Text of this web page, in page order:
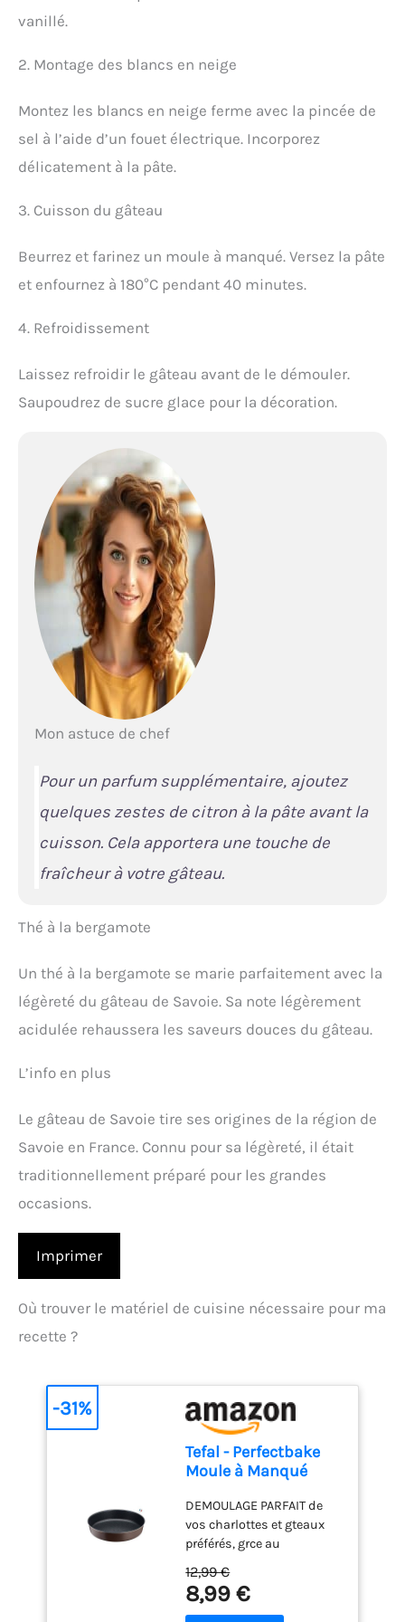
vanillé.
2. Montage des blancs en neige
Montez les blancs en neige ferme avec la pincée de
sel à l’aide d’un fouet électrique. Incorporez
délicatement à la pâte.
3. Cuisson du gâteau
Beurrez et farinez un moule à manqué. Versez la pâte
et enfournez à 180°C pendant 40 minutes.
4. Refroidissement
Laissez refroidir le gâteau avant de le démouler.
Saupoudrez de sucre glace pour la décoration.
Mon astuce de chef
Pour un parfum supplémentaire, ajoutez
quelques zestes de citron à la pâte avant la
cuisson. Cela apportera une touche de
fraîcheur à votre gâteau.
Thé à la bergamote
Un thé à la bergamote se marie parfaitement avec la
légèreté du gâteau de Savoie. Sa note légèrement
acidulée rehaussera les saveurs douces du gâteau.
L’info en plus
Le gâteau de Savoie tire ses origines de la région de
Savoie en France. Connu pour sa légèreté, il était
traditionnellement préparé pour les grandes
occasions.
Imprimer
Où trouver le matériel de cuisine nécessaire pour ma
recette ?
Tefal - Perfectbake
Moule à Manqué
Recyclé - 26cm
DEMOULAGE PARFAIT de
vos charlottes et gteaux
préférés, grce au
exclusif de ce moule
HAUTE RESISTANCE ET
12,99 €
8,99 €
-31%